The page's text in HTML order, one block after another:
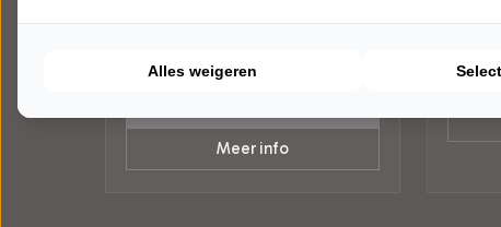
Try-out
Meer info
Alles weigeren